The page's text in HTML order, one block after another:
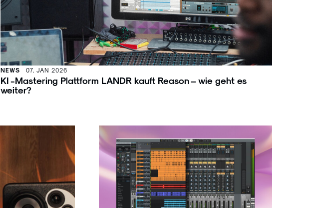
NEWS 07. JAN 2026
KI -Mastering Plattform LANDR kauft Reason – wie geht es
weiter?